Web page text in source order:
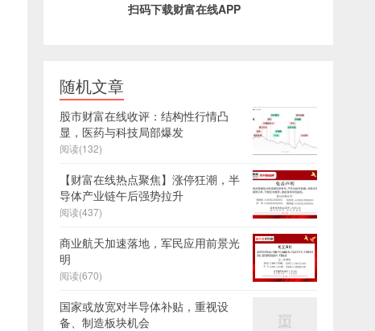
扫码下载财富在线APP
随机文章
股市财富在线收评：结构性行情凸
显，医药与科技局部爆发
阅读(132)
【财富在线热点聚焦】涨停狂潮，半
导体产业链午后强势拉升
阅读(437)
商业航天加速落地，军民应用前景光
明
阅读(670)
国家或放宽对半导体补贴，重视设
备、制造板块机会